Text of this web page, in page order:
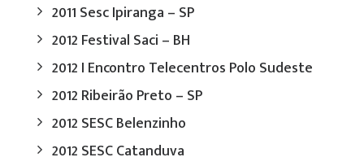
2011 Sesc Ipiranga – SP
2012 Festival Saci – BH
2012 I Encontro Telecentros Polo Sudeste
2012 Ribeirão Preto – SP
2012 SESC Belenzinho
2012 SESC Catanduva